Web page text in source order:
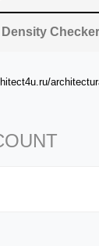
Checker